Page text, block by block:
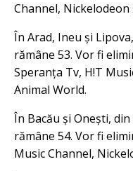
Channel,
În Arad, Ineu și
rămâne 53. Vor fi
Speranța Tv, H!T
Animal World.
În Bacău și Onești,
rămâne 54. Vor fi
Music Channel,